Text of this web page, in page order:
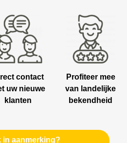
contact
uw nieuwe
klanten
Profiteer mee
van landelijke
bekendheid
in aanmerking?